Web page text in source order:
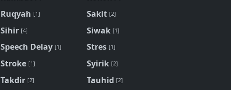
Ruqyah [1] Sakit [2]
Sihir [4] Siwak [1]
Speech Delay [1] Stres [1]
Stroke [1] Syirik [2]
Takdir [2] Tauhid [2]